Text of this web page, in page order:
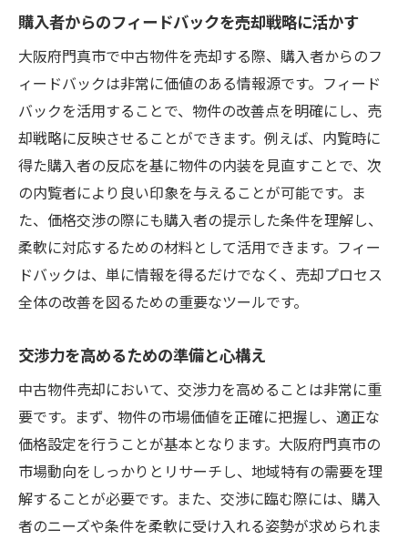
購入者からのフィードバックを売却戦略に活かす
大阪府門真市で中古物件を売却する際、購入者からのフ
ィードバックは非常に価値のある情報源です。フィード
バックを活用することで、物件の改善点を明確にし、売
却戦略に反映させることができます。例えば、内覧時に
得た購入者の反応を基に物件の内装を見直すことで、次
の内覧者により良い印象を与えることが可能です。ま
た、価格交渉の際にも購入者の提示した条件を理解し、
柔軟に対応するための材料として活用できます。フィー
ドバックは、単に情報を得るだけでなく、売却プロセス
全体の改善を図るための重要なツールです。
交渉力を高めるための準備と心構え
中古物件売却において、交渉力を高めることは非常に重
要です。まず、物件の市場価値を正確に把握し、適正な
価格設定を行うことが基本となります。大阪府門真市の
市場動向をしっかりとリサーチし、地域特有の需要を理
解することが必要です。また、交渉に臨む際には、購入
者のニーズや条件を柔軟に受け入れる姿勢が求められま